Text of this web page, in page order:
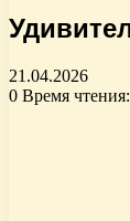
21.04.2026
0 Время